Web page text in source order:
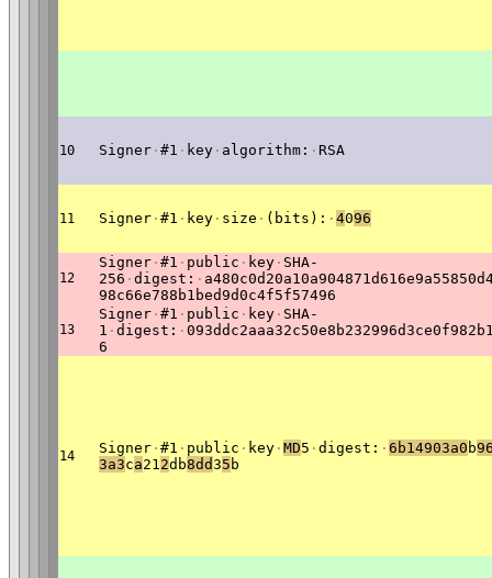
10 Signer · #1 · key · algorithm: · RSA
11 Signer · #1 · key · size · (bits): · 4096
12
Signer · #1 · public · key · SHA-
256 · digest: ·
98c66e788b1bed9d0c4f5f57496
13
Signer · #1 · public · key · SHA-
1 · digest: ·
6
14 Signer · #1 · public · key · MD5 · digest: · 6b14903a0 b
3a3ca212db8dd35 b